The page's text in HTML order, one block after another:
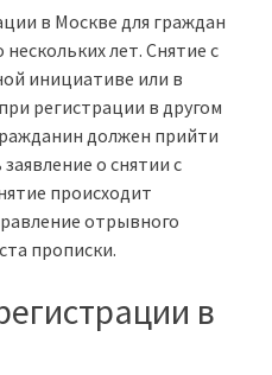
в Москве для граждан
лет. Снятие с
инициативе или в
регистрации в другом
должен прийти
о снятии с
происходит
отрывного
прописки.
в